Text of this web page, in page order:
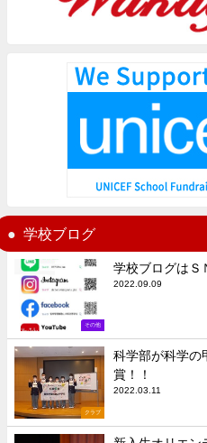
学校ブログ
その他
学校ブログはＳ
2022.09.09
クラブ
科学部が科学の
賞！！
2022.03.11